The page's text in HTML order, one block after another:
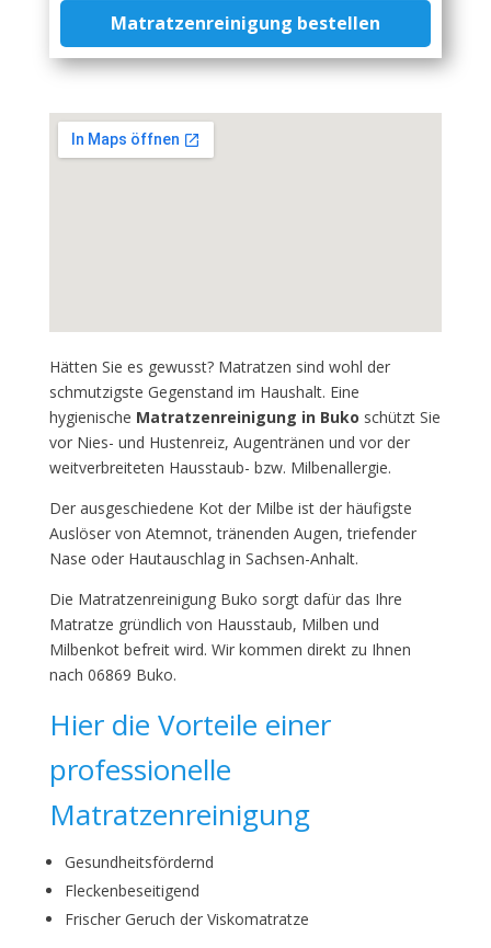
Matratzenreinigung bestellen
Hätten Sie es gewusst? Matratzen sind wohl der
schmutzigste Gegenstand im Haushalt. Eine
hygienische Matratzenreinigung in Buko schützt Sie
vor Nies- und Hustenreiz, Augentränen und vor der
weitverbreiteten Hausstaub- bzw. Milbenallergie.
Der ausgeschiedene Kot der Milbe ist der häufigste
Auslöser von Atemnot, tränenden Augen, triefender
Nase oder Hautauschlag in Sachsen-Anhalt.
Die Matratzenreinigung Buko sorgt dafür das Ihre
Matratze gründlich von Hausstaub, Milben und
Milbenkot befreit wird. Wir kommen direkt zu Ihnen
nach 06869 Buko.
Hier die Vorteile einer
professionelle
Matratzenreinigung
Gesundheitsfördernd
Fleckenbeseitigend
Frischer Geruch der Viskomatratze